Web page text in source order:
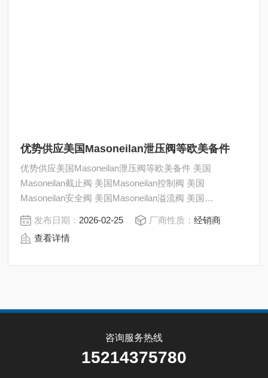
优势供应美国Masoneilan泄压阀等欧美备件
优势供应美国Masoneilan泄压阀等欧美备件 美国
Masoneilan截止阀 美国Masoneilan控制阀 美国
Masoneilan安全阀 美国Masoneilan溢流阀 美国
Masoneilan泄压阀 美国Masoneilan定位器 美国
Masoneilan变送器 美国Masoneilan执行器 全系列产品大
量产品请咨询上海茂硕机械设备有限公司
发布日期： 2026-02-25 厂商性质：经销商
查看详情
咨询服务热线
15214375780